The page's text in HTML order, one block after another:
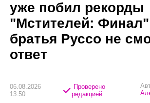
уже побил рекорды
"Мстителей:
братья Руссо не
ответ
06.08.2026
13:50
Проверено
редакцией